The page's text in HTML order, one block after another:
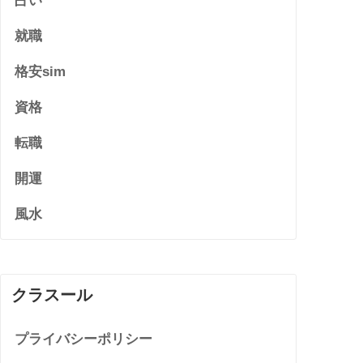
就職
格安sim
資格
転職
開運
風水
クラスール
プライバシーポリシー